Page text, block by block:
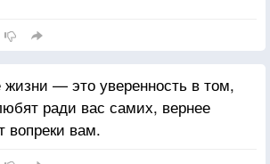
— это уверенность в том,
ради вас самих, вернее
вопреки вам.